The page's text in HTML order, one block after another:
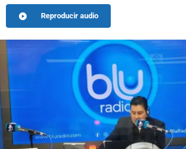
Reproducir audio